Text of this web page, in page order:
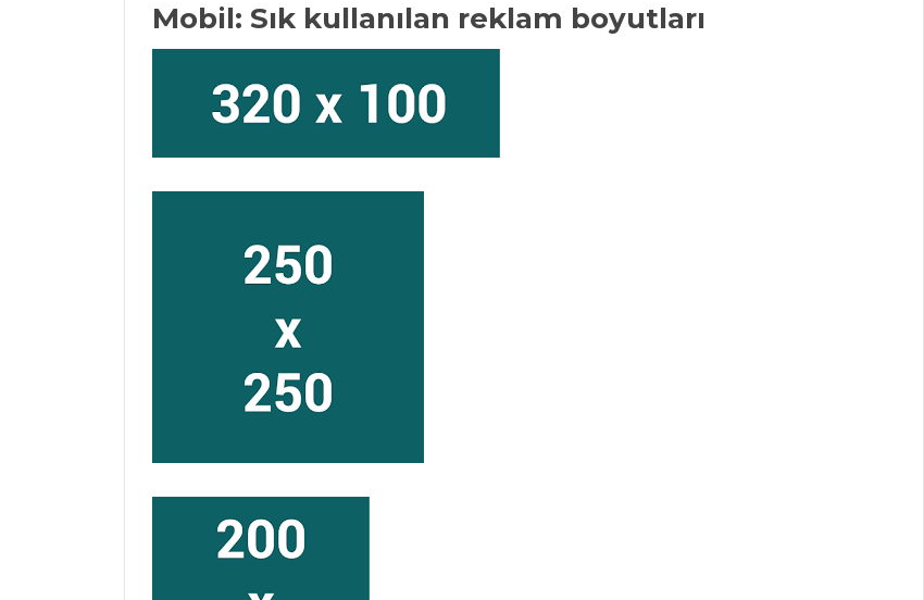
Mobil: Sık kullanılan reklam boyutları